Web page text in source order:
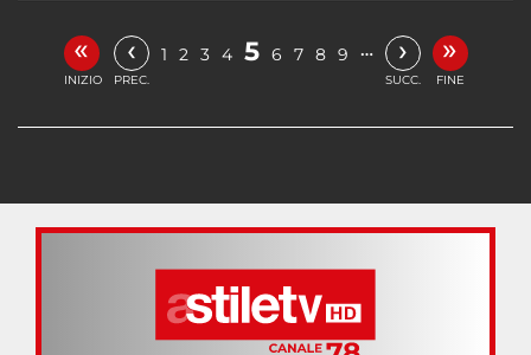
«
INIZIO
‹
PREC.
1 2 3 4 5 6 7 8 9 … ›
SUCC.
»
FINE